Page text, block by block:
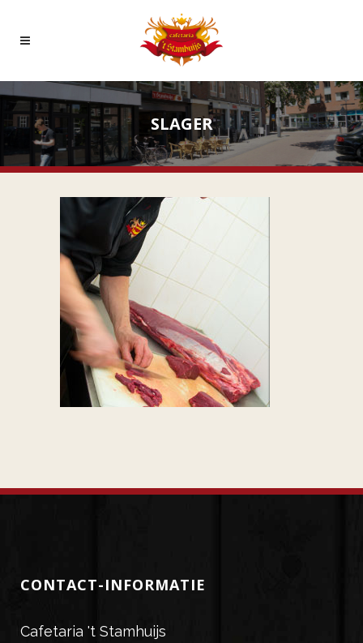
SLAGER
CONTACT-INFORMATIE
Cafetaria 't Stamhuijs